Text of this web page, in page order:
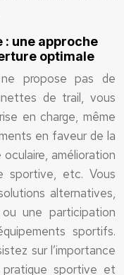
une approche
optimale
propose pas de
de trail, vous
en charge, même
en faveur de la
amélioration
sportive, etc. Vous
alternatives,
une participation
sportifs.
sur l’importance
sportive et